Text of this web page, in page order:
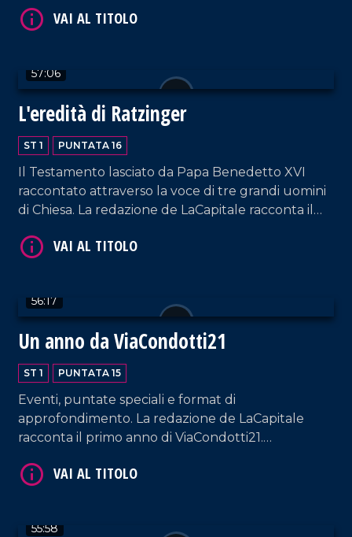
sarà a Roma o a Napoli? Parla Nicola Gratteri,
57:06
L'eredità di Ratzinger
ST 1 PUNTATA 16
Il Testamento lasciato da Papa Benedetto XVI
raccontato attraverso la voce di tre grandi uomini
di Chiesa. La redazione de LaCapitale racconta il
Regia e riprese di Fabio Grimaldi.
56:17
Un anno da ViaCondotti21
ST 1 PUNTATA 15
Eventi, puntate speciali e format di
approfondimento. La redazione de LaCapitale
racconta il primo anno di ViaCondotti21.
55:58
VAI AL TITOLO
VAI AL TITOLO